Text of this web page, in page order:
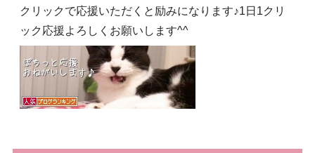
クリックで応援いただくと励みになります♪1日1クリ
ック応援よろしくお願いします^^